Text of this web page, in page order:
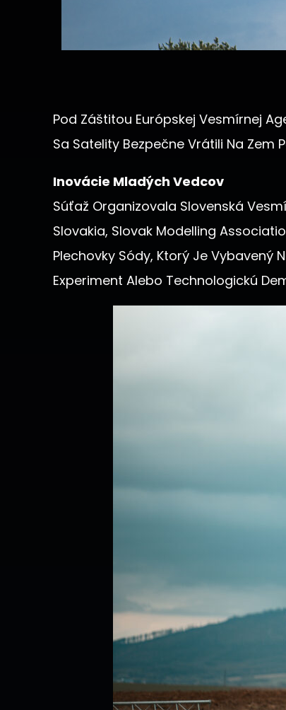
Pod Záštitou Európskej Vesmírnej
Sa Satelity Bezpečne Vrátili Na Zem
Inovácie Mladých Vedcov
Súťaž Organizovala Slovenská
Slovakia, Slovak Modelling
Plechovky Sódy, Ktorý Je
Experiment Alebo Technologickú